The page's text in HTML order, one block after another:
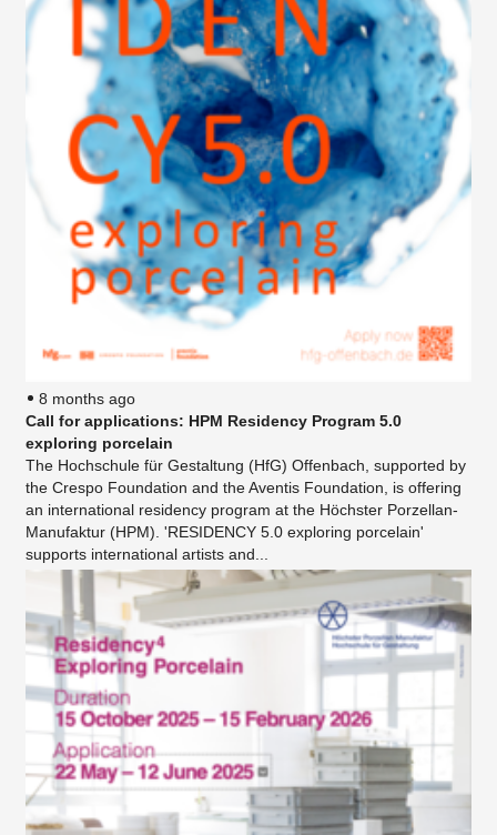
8 months ago
Call for applications: HPM Residency Program 5.0
exploring porcelain
The Hochschule für Gestaltung (HfG) Offenbach, supported by
the Crespo Foundation and the Aventis Foundation, is offering
an international residency program at the Höchster Porzellan-
Manufaktur (HPM). 'RESIDENCY 5.0 exploring porcelain'
supports international artists and...